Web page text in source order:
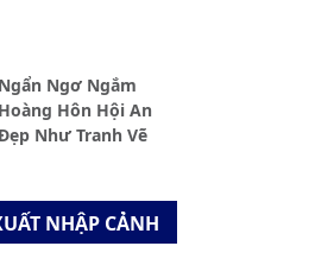
Ngẩn Ngơ Ngắm
Hoàng Hôn Hội An
Như Tranh Vẽ
NHẬP CẢNH